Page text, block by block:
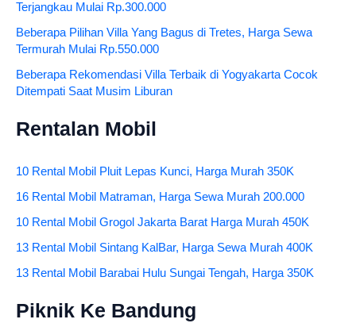
Terjangkau Mulai Rp.300.000
Beberapa Pilihan Villa Yang Bagus di Tretes, Harga Sewa
Termurah Mulai Rp.550.000
Beberapa Rekomendasi Villa Terbaik di Yogyakarta Cocok
Ditempati Saat Musim Liburan
Rentalan Mobil
10 Rental Mobil Pluit Lepas Kunci, Harga Murah 350K
16 Rental Mobil Matraman, Harga Sewa Murah 200.000
10 Rental Mobil Grogol Jakarta Barat Harga Murah 450K
13 Rental Mobil Sintang KalBar, Harga Sewa Murah 400K
13 Rental Mobil Barabai Hulu Sungai Tengah, Harga 350K
Piknik Ke Bandung